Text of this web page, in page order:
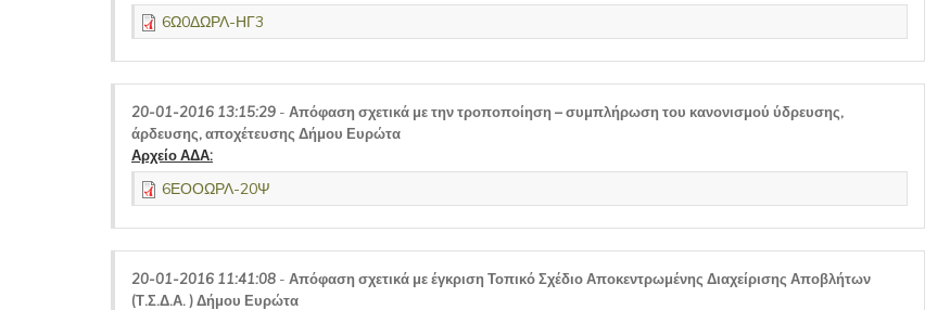
6Ω0ΔΩΡΛ-ΗΓ3
20-01-2016 13:15:29 - Απόφαση σχετικά με την τροποποίηση – συμπλήρωση του κανονισμού ύδρευσης,
άρδευσης, αποχέτευσης Δήμου Ευρώτα
Αρχείο ΑΔΑ:
6ΕΟΟΩΡΛ-20Ψ
20-01-2016 11:41:08 - Απόφαση σχετικά με έγκριση Τοπικό Σχέδιο Αποκεντρωμένης Διαχείρισης Αποβλήτων
(Τ.Σ.Δ.Α. ) Δήμου Ευρώτα